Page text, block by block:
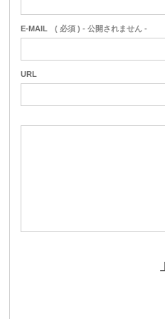
E-MAIL ( 必須 ) - 公開されません -
URL